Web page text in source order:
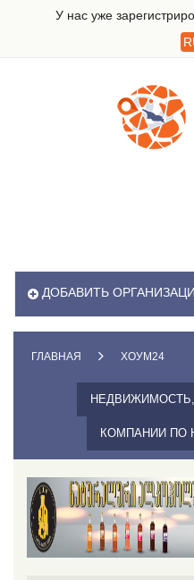
У нас уже
ДОБАВИТЬ
ГЛАВНАЯ ХОУМ24
КОМПАНИИ ПО